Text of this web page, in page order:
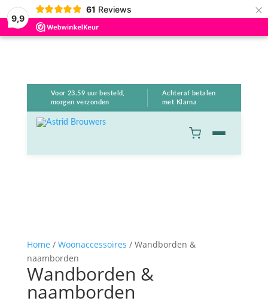
9,9
61 Reviews ×
Voor 23.59 uur besteld,
morgen verzonden
Achteraf betalen
met Klarna
Home / Woonaccessoires / Wandborden &
naamborden
Wandborden &
naamborden